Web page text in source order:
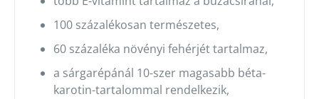
100 százalékosan természetes,
60 százaléka növényi fehérjét tartalmaz,
a sárgarépánál 10-szer magasabb béta-
karotin-tartalommal rendelkezik,